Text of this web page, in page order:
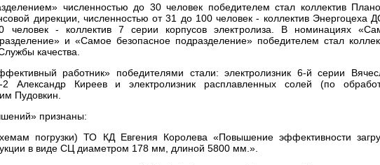
численностью до 30 человек победителем стал коллектив
дирекции, численностью от 31 до 100 человек - коллектив Энергоцеха
человек - коллектив 7 серии корпусов электролиза. В номинациях
и «Самое безопасное подразделение» победителем стал
качества.
работник» победителями стали: электролизник 6-й серии
Александр Киреев и электролизник расплавленных солей (по
Пудовкин.
признаны:
погрузки) ТО КД Евгения Королева «Повышение эффективности
в виде СЦ диаметром 178 мм, длиной 5800 мм.».